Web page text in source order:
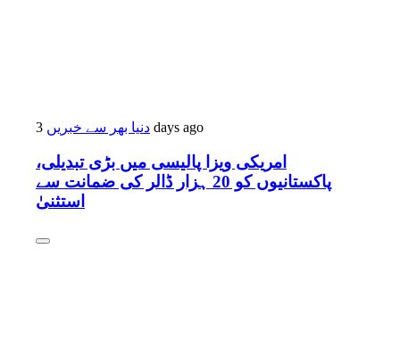
دنیا بھر سے خبریں 3 days ago
امریکی ویزا پالیسی میں بڑی تبدیلی،
پاکستانیوں کو 20 ہزار ڈالر کی ضمانت سے
استثنیٰ